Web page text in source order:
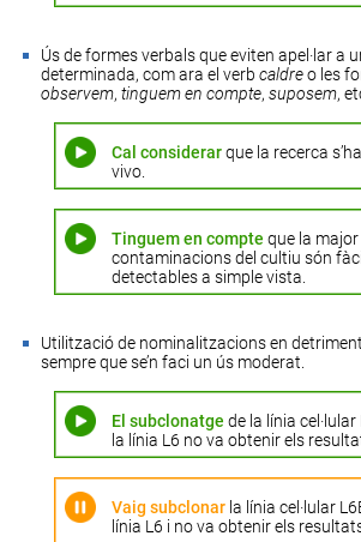
Ús de formes verbals que eviten apel·lar a
determinada, com ara el verbcaldreo les
observem,tinguem en compte,suposem,
Cal considerarque la recerca
vivo.
Tinguem en compte que la
contaminacions del cultiu són
detectables a simple vista.
Utilització de nominalitzacionsen
sempre que se’n faci un ús moderat.
El subclonatge de la línia
la línia L6 no va obtenir els
Vaig subclonarla línia cel·lular
línia L6 i no va obtenir els